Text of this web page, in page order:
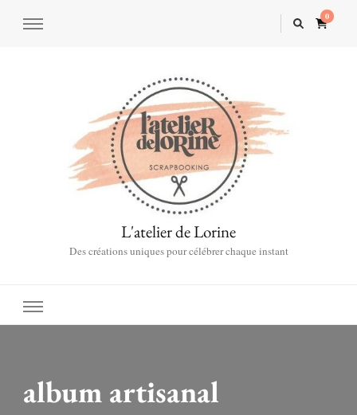
0
L'atelier de Lorine
Des créations uniques pour célébrer chaque instant
album artisanal